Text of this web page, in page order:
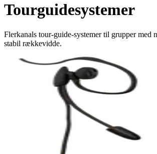
Tourguidesystemer
Flerkanals tour‑guide‑systemer til grupper med
stabil rækkevidde.